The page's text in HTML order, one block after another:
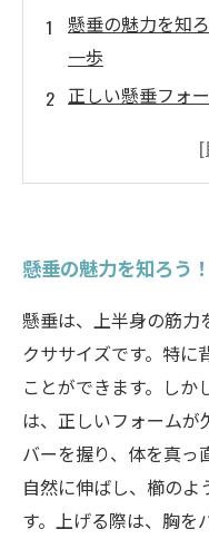
懸垂の魅力を知
一歩
正しい懸垂フォ
懸垂を極めるた
ーを紹介
懸垂の怪我を防
懸垂を通じて得
あなたもできる
れよう
懸垂の魅力を知ろう
懸垂は、上半身の筋力
クササイズです。特に
ことができます。し
は、正しいフォームが
バーを握り、体を真っ
自然に伸ばし、櫛の
す。上げる際は、胸を